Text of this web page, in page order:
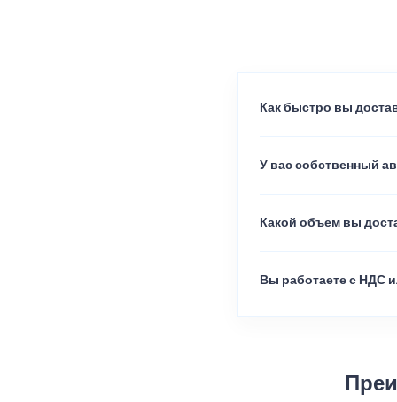
Как быстро вы
У вас собственный
Какой объем вы
Вы работаете с НДС